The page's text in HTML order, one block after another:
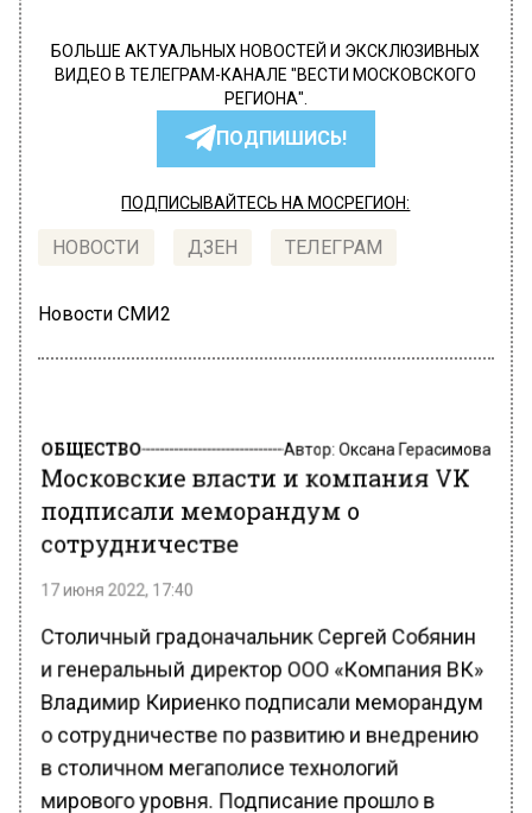
БОЛЬШЕ АКТУАЛЬНЫХ НОВОСТЕЙ И ЭКСКЛЮЗИВНЫХ
ВИДЕО В ТЕЛЕГРАМ-КАНАЛЕ "ВЕСТИ МОСКОВСКОГО
РЕГИОНА".
ПОДПИШИСЬ!
ПОДПИСЫВАЙТЕСЬ НА МОСРЕГИОН:
НОВОСТИ ДЗЕН ТЕЛЕГРАМ
Новости СМИ2
ОБЩЕСТВО Автор: Оксана Герасимова
Московские власти и компания VK
подписали меморандум о
сотрудничестве
17 июня 2022, 17:40
Столичный градоначальник Сергей Собянин
и генеральный директор ООО «Компания ВК»
Владимир Кириенко подписали меморандум
о сотрудничестве по развитию и внедрению
в столичном мегаполисе технологий
мирового уровня. Подписание прошло в